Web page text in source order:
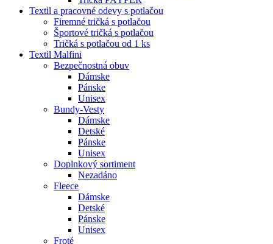
Textil a pracovné odevy s potlačou
Firemné tričká s potlačou
Športové tričká s potlačou
Tričká s potlačou od 1 ks
Textil Malfini
Bezpečnostná obuv
Dámske
Pánske
Unisex
Bundy-Vesty
Dámske
Detské
Pánske
Unisex
Doplnkový sortiment
Nezadáno
Fleece
Dámske
Detské
Pánske
Unisex
Froté